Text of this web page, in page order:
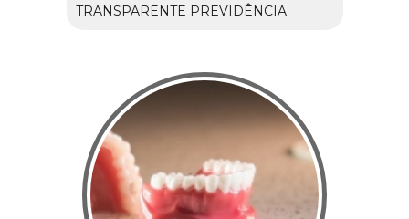
TRANSPARENTE PREVIDÊNCIA